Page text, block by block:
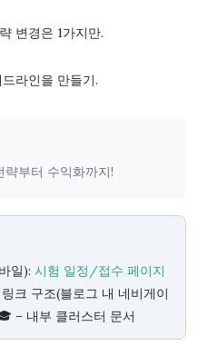
변경은 1가지만.
라인을 만들기.
부터 수익화까지!
일): 시험 일정/접수 페이지
크 구조(블로그 내 네비게이
– 내부 클러스터 문서